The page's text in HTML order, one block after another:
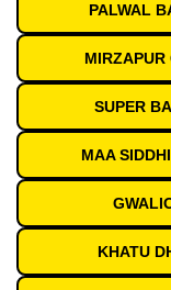
PALWAL
MIRZAPUR
SUPER
MAA
KHATU